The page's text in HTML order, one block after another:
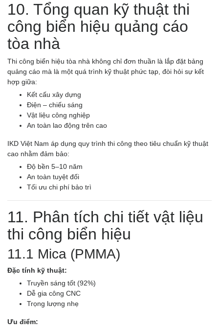
10. Tổng quan kỹ thuật thi
công biển hiệu quảng cáo
tòa nhà
Thi công biển hiệu tòa nhà không chỉ đơn thuần là lắp đặt bảng
quảng cáo mà là một quá trình kỹ thuật phức tạp, đòi hỏi sự kết
hợp giữa:
Kết cấu xây dựng
Điện – chiếu sáng
Vật liệu công nghiệp
An toàn lao động trên cao
IKD Việt Nam áp dụng quy trình thi công theo tiêu chuẩn kỹ thuật
cao nhằm đảm bảo:
Độ bền 5–10 năm
An toàn tuyệt đối
Tối ưu chi phí bảo trì
11. Phân tích chi tiết vật liệu
thi công biển hiệu
11.1 Mica (PMMA)
Đặc tính kỹ thuật:
Truyền sáng tốt (92%)
Dễ gia công CNC
Trọng lượng nhẹ
Ưu điểm: